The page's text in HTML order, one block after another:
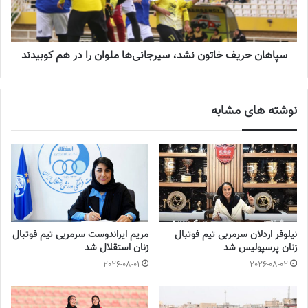
تیم خاتون با ۱۳ امتیاز و تفاضل گل کم‌تر نسبت به سیرجان در رتبه دوم
جدول قرار دارد و سپاهان هم ۱۲ امتیازی است و با توجه به تفاضل گل
بهتر نسبت به ملوان در جایگاه سوم قرار دارد.
به این ترتیب نتایج هفته ششم می‌تواند جایگاه تیم‌های بالانشین جدول
سپاهان حریف خاتون نشد، سیرجانی‌ها ملوان را در هم کوبیدند
نوشته های مشابه
نیلوفر اردلان سرمربی تیم فوتبال
زنان پرسپولیس شد
2026-08-02
مریم ایراندوست سرمربی تیم فوتبال
زنان استقلال شد
2026-08-01